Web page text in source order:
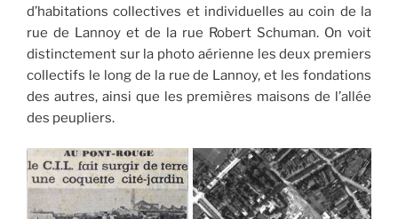
d’habitations collectives et individuelles au coin de la
rue de Lannoy et de la rue Robert Schuman. On voit
distinctement sur la photo aérienne les deux premiers
collectifs le long de la rue de Lannoy, et les fondations
des autres, ainsi que les premières maisons de l’allée
des peupliers.